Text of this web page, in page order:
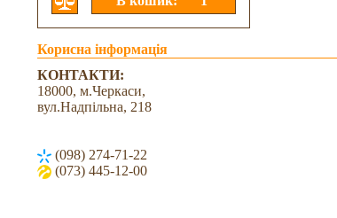
Корисна інформація
КОНТАКТИ:
18000, м.Черкаси,
вул.Надпільна, 218
(098) 274-71-22
(073) 445-12-00